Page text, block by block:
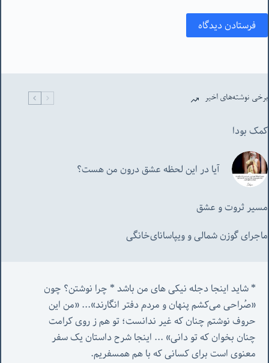
فرستادن دیدگاه
برخی نوشته‌های اخیر
کمک بودا
آیا در این لحظه عشق درون من هست؟
مسیر ثروت و عشق
ماجرای گوزن شمالی و‌ ویپاسانای‌خانگی
«صُراحی می‌کشم پنهان‌ و مردم‌ دفتر انگارند»... «
چنان بخوان که تو دانی» ...
معنوی است برای کسانی که با هم همسفریم.